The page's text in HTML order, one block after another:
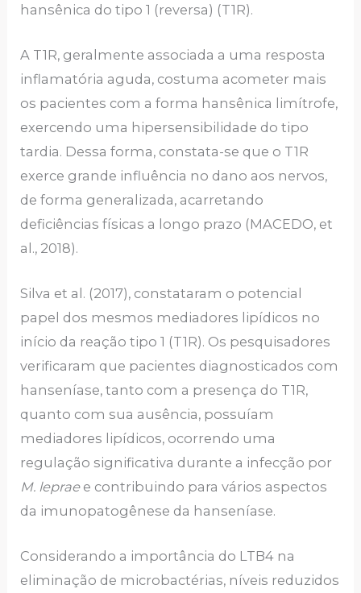
hansênica do tipo 1 (reversa) (T1R).
A T1R, geralmente associada a uma resposta
inflamatória aguda, costuma acometer mais
os pacientes com a forma hansênica limítrofe,
exercendo uma hipersensibilidade do tipo
tardia. Dessa forma, constata-se que o T1R
exerce grande influência no dano aos nervos,
de forma generalizada, acarretando
deficiências físicas a longo prazo (MACEDO, et
al., 2018).
Silva et al. (2017), constataram o potencial
papel dos mesmos mediadores lipídicos no
início da reação tipo 1 (T1R). Os pesquisadores
verificaram que pacientes diagnosticados com
hanseníase, tanto com a presença do T1R,
quanto com sua ausência, possuíam
mediadores lipídicos, ocorrendo uma
regulação significativa durante a infecção por
M. lepraee contribuindo para vários aspectos
da imunopatogênese da hanseníase.
Considerando a importância do LTB4 na
eliminação de microbactérias, níveis reduzidos